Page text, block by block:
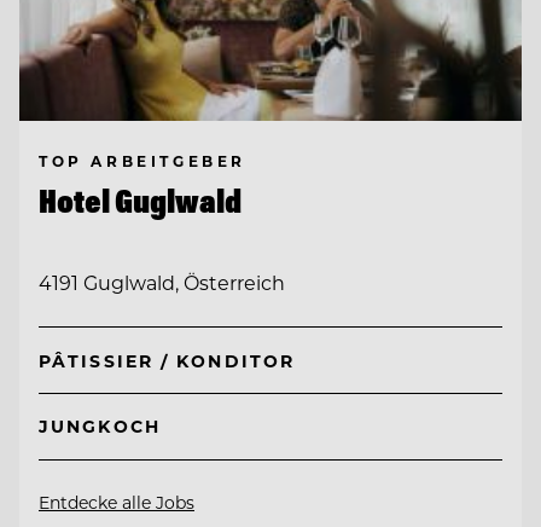
TOP ARBEITGEBER
Hotel Guglwald
4191 Guglwald, Österreich
PÂTISSIER / KONDITOR
JUNGKOCH
Entdecke alle Jobs